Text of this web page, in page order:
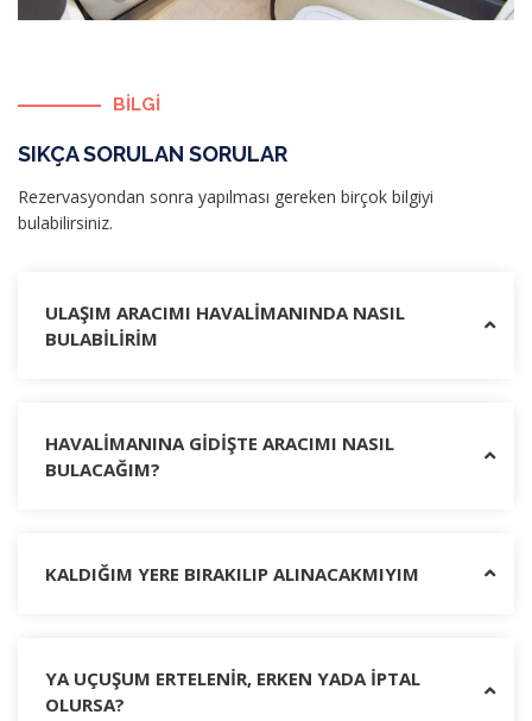
BİLGİ
SIKÇA SORULAN SORULAR
Rezervasyondan sonra yapılması gereken birçok bilgiyi
bulabilirsiniz.
ULAŞIM ARACIMI HAVALİMANINDA NASIL
BULABİLİRİM
HAVALİMANINA GİDİŞTE ARACIMI NASIL
BULACAĞIM?
KALDIĞIM YERE BIRAKILIP ALINACAKMIYIM
YA UÇUŞUM ERTELENİR, ERKEN YADA İPTAL
OLURSA?